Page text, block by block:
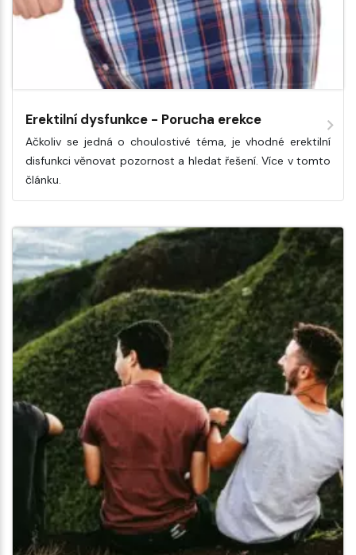
Erektilní dysfunkce - Porucha erekce
Ačkoliv se jedná o choulostivé téma, je vhodné erektilní
disfunkci věnovat pozornost a hledat řešení. Více v tomto
článku.